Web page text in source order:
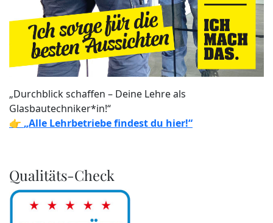
„Durchblick schaffen – Deine Lehre als
Glasbautechniker*in!“
👉 „Alle Lehrbetriebe findest du hier!“
Qualitäts-Check